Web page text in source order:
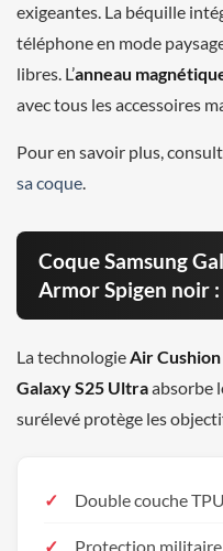
exigeantes. La béquille
téléphone en mode
libres. L’anneau
avec tous les accessoires
Pour en savoir plus,
sa coque
Coque Samsung
Armor Spigen noir
La technologie Air Cushion
Galaxy S25 Ultraabsorbe
surélevé protège les
Double couche
Protection